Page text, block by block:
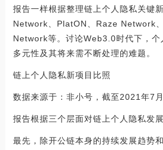
报告一样根据整理链上个人隐私关键
Network、PlatON、Raze Network
Network等。讨论Web3.0时代下，个
多元性及其将来需不断处理的难题。
链上个人隐私新项目比照
数据来源于：非小号，截至2021年7
报告根据三个层面对链上个人隐私发
最先，除开公链本身的持续发展趋势